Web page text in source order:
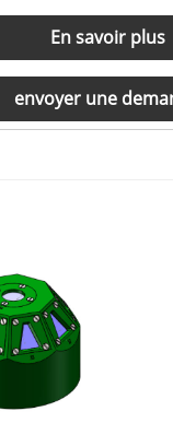
En savoir plus
envoyer une